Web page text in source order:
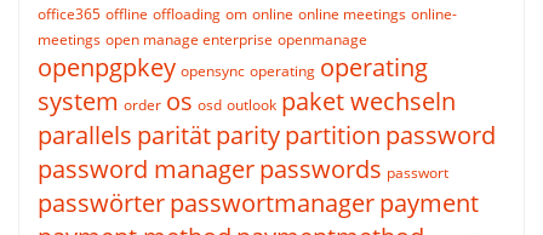
office365 offline offloading om online online meetings online-
meetings open manage enterprise openmanage
openpgpkey opensync operating operating
system order os osd outlook paket wechseln
parallels paritätparitypartition password
password managerpasswords passwort
passwörterpasswortmanagerpayment